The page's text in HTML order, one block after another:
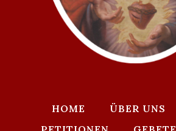
HOME ÜBER UNS